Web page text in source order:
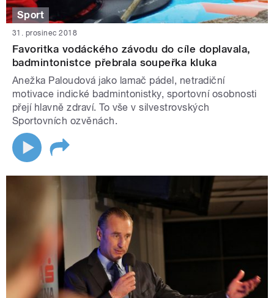
Sport
31. prosinec 2018
Favoritka vodáckého závodu do cíle doplavala,
badmintonistce přebrala soupeřka kluka
Anežka Paloudová jako lamač pádel, netradiční
motivace indické badmintonistky, sportovní osobnosti
přejí hlavně zdraví. To vše v silvestrovských
Sportovních ozvěnách.